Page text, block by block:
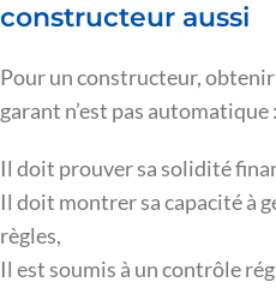
constructeur aussi
Pour un constructeur,
garant n’est pas automatique :
Il doit prouver sa solidité
Il doit montrer sa capacité à
règles,
Il est soumis à un contrôle